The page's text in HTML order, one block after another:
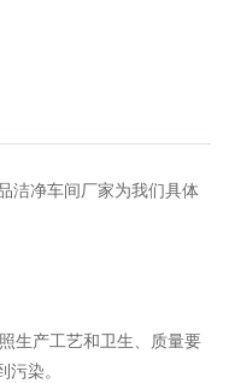
洁净车间厂家为我们具体
生产工艺和卫生、质量要
染。